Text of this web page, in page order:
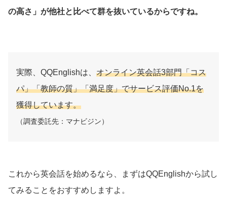
の高さ」が他社と比べて群を抜いているからですね。
実際、QQEnglishは、 オンライン英会話3部門「コス
パ」「教師の質」「満足度」でサービス評価No.1を
獲得しています。
（調査委託先：マナビジン）
これから英会話を始めるなら、まずはQQEnglishから試し
てみることをおすすめしますよ。